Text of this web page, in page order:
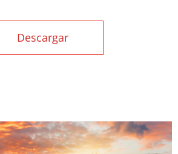
Descargar